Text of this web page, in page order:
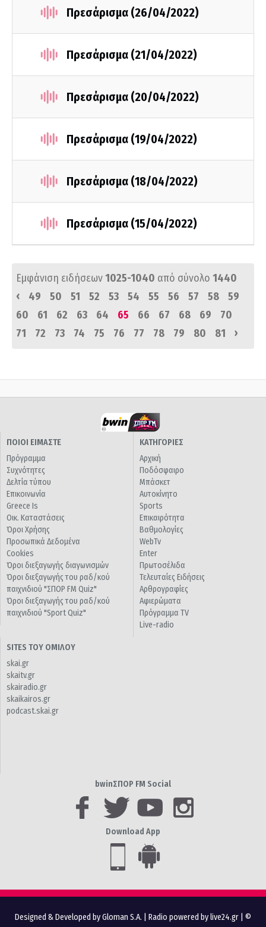
Πρεσάρισμα (26/04/2022)
Πρεσάρισμα (21/04/2022)
Πρεσάρισμα (20/04/2022)
Πρεσάρισμα (19/04/2022)
Πρεσάρισμα (18/04/2022)
Πρεσάρισμα (15/04/2022)
Εμφάνιση ειδήσεων1025-1040 από σύνολο 1440
‹
49 50 51 52 53 54 55 56 57 58
59
60
61 62 63 64 65 66 67 68 69
70
71
72 73 74 75 76 77 78 79 80 81 ›
ΠΟΙΟΙ ΕΙΜΑΣΤΕ
Πρόγραμμα
Συχνότητες
Δελτία τύπου
Επικοινωνία
Greece Is
Οικ. Καταστάσεις
Όροι Χρήσης
Προσωπικά Δεδομένα
Cookies
Όροι διεξαγωγής διαγωνισμών
Όροι διεξαγωγής του ραδ/κού
παιχνιδιού "ΣΠΟΡ FM Quiz"
Όροι διεξαγωγής του ραδ/κού
παιχνιδιού "Sport Quiz"
ΚΑΤΗΓΟΡΙΕΣ
Αρχική
Ποδόσφαιρο
Μπάσκετ
Αυτοκίνητο
Sports
Επικαιρότητα
Βαθμολογίες
WebTv
Enter
Πρωτοσέλιδα
Τελευταίες Ειδήσεις
Αρθρογραφίες
Αφιερώματα
Πρόγραμμα TV
Live-radio
SITES ΤΟΥ ΟΜΙΛΟΥ
skai.gr
skaitv.gr
skairadio.gr
skaikairos.gr
podcast.skai.gr
bwinΣΠΟΡ FM Social
Download App
Designed & Developed by Gloman S.A. Radio powered by live24.gr | ©